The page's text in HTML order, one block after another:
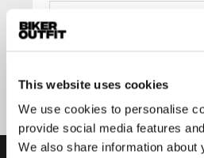
This website uses cookies
We use cookies to personalise
provide social media features
We also share information about